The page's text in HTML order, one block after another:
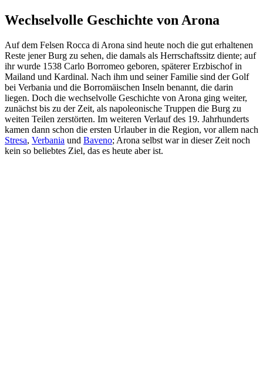
Wechselvolle Geschichte von Arona
Auf dem Felsen Rocca di Arona sind heute noch die gut erhaltenen
Reste jener Burg zu sehen, die damals als Herrschaftssitz diente; auf
ihr wurde 1538 Carlo Borromeo geboren, späterer Erzbischof in
Mailand und Kardinal. Nach ihm und seiner Familie sind der Golf
bei Verbania und die Borromäischen Inseln benannt, die darin
liegen. Doch die wechselvolle Geschichte von Arona ging weiter,
zunächst bis zu der Zeit, als napoleonische Truppen die Burg zu
weiten Teilen zerstörten. Im weiteren Verlauf des 19. Jahrhunderts
kamen dann schon die ersten Urlauber in die Region, vor allem nach
Stresa, Verbania und Baveno; Arona selbst war in dieser Zeit noch
kein so beliebtes Ziel, das es heute aber ist.